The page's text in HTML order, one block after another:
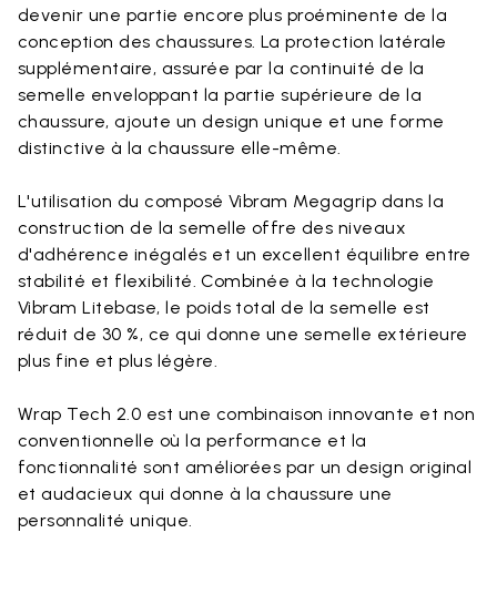
devenir une partie encore plus proéminente de la
conception des chaussures. La protection latérale
supplémentaire, assurée par la continuité de la
semelle enveloppant la partie supérieure de la
chaussure, ajoute un design unique et une forme
distinctive à la chaussure elle-même.
L'utilisation du composé Vibram Megagrip dans la
construction de la semelle offre des niveaux
d'adhérence inégalés et un excellent équilibre entre
stabilité et flexibilité. Combinée à la technologie
Vibram Litebase, le poids total de la semelle est
réduit de 30 %, ce qui donne une semelle extérieure
plus fine et plus légère.
Wrap Tech 2.0 est une combinaison innovante et non
conventionnelle où la performance et la
fonctionnalité sont améliorées par un design original
et audacieux qui donne à la chaussure une
personnalité unique.